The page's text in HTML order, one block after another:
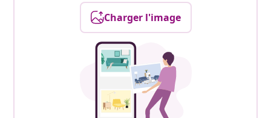
Charger l'image